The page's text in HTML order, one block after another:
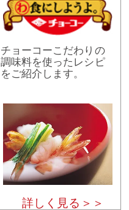
チョーコーこだわりの
調味料を使ったレシピ
をご紹介します。
詳しく見る＞＞